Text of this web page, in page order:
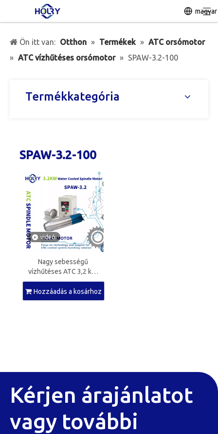
magyar
Ön itt van: Otthon » Termékek » ATC orsómotor
» ATC vízhűtéses orsómotor » SPAW-3.2-100
Termékkategória
SPAW-3.2-100
videó
Nagy sebességű
vízhűtéses ATC 3,2 kW
orsómotor ISO30 CNC orsó
CNC útválasztóhoz
Hozzáadás a kosárhoz
Kérjen árajánlatot
vagy további